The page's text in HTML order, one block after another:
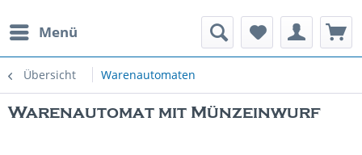
Menü
Übersicht Warenautomaten
Spielautomaten
Warenautomat mit Münzeinwurf